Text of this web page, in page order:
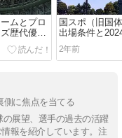
ムとプロ
歴代優勝
国スポ（旧国
出場条件と
出場校は？甲
必見！
2年前
側に焦点を当てる
展望、選手の過去の活躍
報を紹介しています。注